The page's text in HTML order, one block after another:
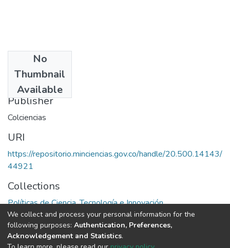
No
Thumbnail
Available
1996
Publisher
Colciencias
URI
https://repositorio.minciencias.gov.co/handle/20.500.14143/
44921
Collections
Políticas de Ciencia, Tecnología e Innovación
Full item page
We collect and process your personal information for the
following purposes: Authentication, Preferences,
Acknowledgement and Statistics.